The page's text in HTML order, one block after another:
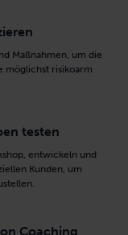
Maßnahmen, um die
möglichst risikoarm
testen
entwickeln und
Kunden, um
Coaching